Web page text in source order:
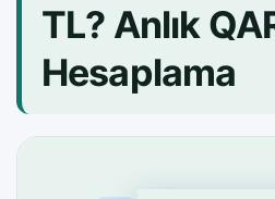
TL? Anlık
Hesaplama